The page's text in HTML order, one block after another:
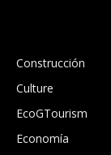
Construcción
Culture
EcoGTourism
Economía